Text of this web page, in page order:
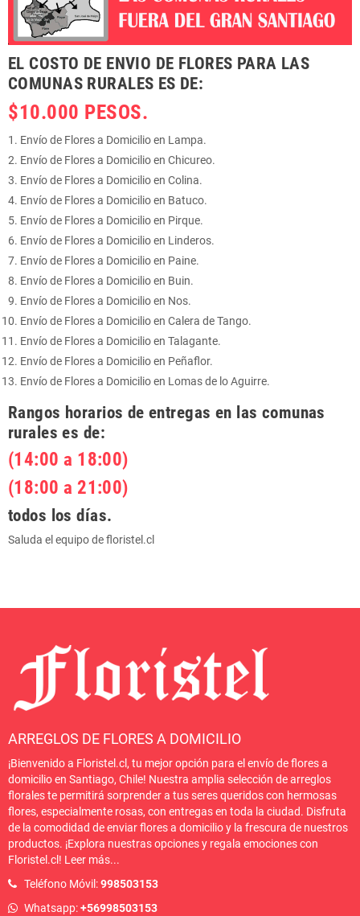
EL COSTO DE ENVIO DE FLORES PARA LAS
COMUNAS RURALES ES DE:
$10.000 PESOS.
Envío de Flores a Domicilio en Lampa.
Envío de Flores a Domicilio en Chicureo.
Envío de Flores a Domicilio en Colina.
Envío de Flores a Domicilio en Batuco.
Envío de Flores a Domicilio en Pirque.
Envío de Flores a Domicilio en Linderos.
Envío de Flores a Domicilio en Paine.
Envío de Flores a Domicilio en Buin.
Envío de Flores a Domicilio en Nos.
Envío de Flores a Domicilio en Calera de Tango.
Envío de Flores a Domicilio en Talagante.
Envío de Flores a Domicilio en Peñaflor.
Envío de Flores a Domicilio en Lomas de lo Aguirre.
Rangos horarios de entregas en las comunas
rurales es de:
(14:00 a 18:00)
(18:00 a 21:00)
todos los días.
Saluda el equipo de floristel.cl
ARREGLOS DE FLORES A DOMICILIO
¡Bienvenido a Floristel.cl, tu mejor opción para el envío de flores a
domicilio en Santiago, Chile! Nuestra amplia selección de arreglos
florales te permitirá sorprender a tus seres queridos con hermosas
flores, especialmente rosas, con entregas en toda la ciudad. Disfruta
de la comodidad de enviar flores a domicilio y la frescura de nuestros
productos. ¡Explora nuestras opciones y regala emociones con
Floristel.cl! Leer más...
Teléfono Móvil:998503153
Whatsapp:+56998503153